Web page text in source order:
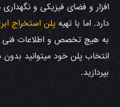
افزار و فضای فیزیکی و
دارد. اما با تهیهپلن استخراج
به هیچ تخصص و اطلاعات فنی
انتخاب پلن خود میتوانید
بپردازید.